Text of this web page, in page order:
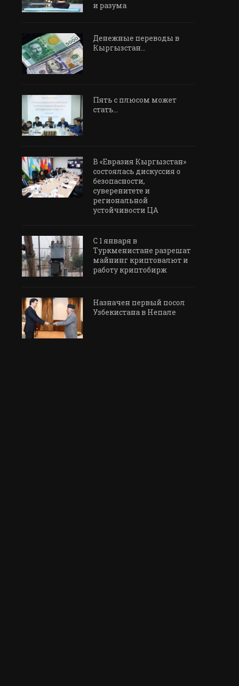
и разума
Денежные переводы в
Кыргызстан…
Пять с плюсом может
стать…
В «Евразия Кыргызстан»
состоялась дискуссия о
безопасности,
суверенитете и
региональной
устойчивости ЦА
С 1 января в
Туркменистане разрешат
майнинг криптовалют и
работу криптобирж
Назначен первый посол
Узбекистана в Непале